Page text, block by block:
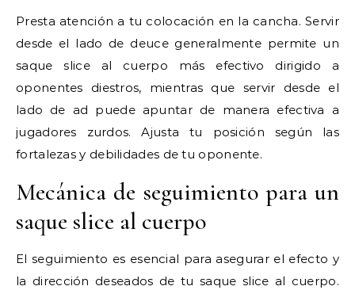
Presta atención a tu colocación en la cancha. Servir
desde el lado de deuce generalmente permite un
saque slice al cuerpo más efectivo dirigido a
oponentes diestros, mientras que servir desde el
lado de ad puede apuntar de manera efectiva a
jugadores zurdos. Ajusta tu posición según las
fortalezas y debilidades de tu oponente.
Mecánica de seguimiento para un
saque slice al cuerpo
El seguimiento es esencial para asegurar el efecto y
la dirección deseados de tu saque slice al cuerpo.